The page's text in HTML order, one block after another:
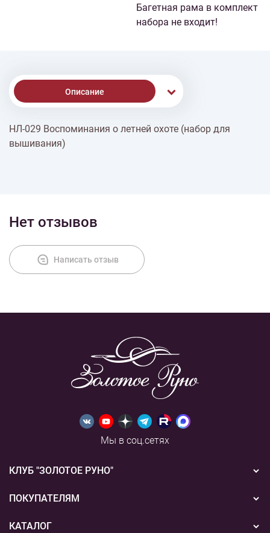
Багетная рама в комплект
набора не входит!
Описание
Доставка
НЛ-029 Воспоминания о летней охоте (набор для
вышивания)
Нет отзывов
Написать отзыв
Мы в соц.сетях
КЛУБ "ЗОЛОТОЕ РУНО"
Новости
Акции
ПОКУПАТЕЛЯМ
Бонусная система
КАТАЛОГ